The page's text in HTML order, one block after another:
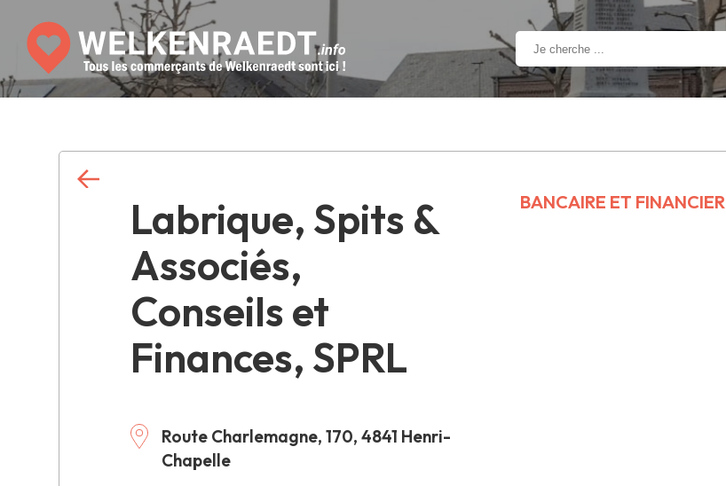
Labrique, Spits &
Associés,
Conseils et
Finances, SPRL
Route Charlemagne, 170, 4841 Henri-
Chapelle
BANCAIRE ET FINANCIER